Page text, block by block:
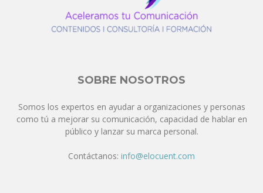
SOBRE NOSOTROS
Somos los expertos en ayudar a organizaciones y personas
como tú a mejorar su comunicación, capacidad de hablar en
público y lanzar su marca personal.
Contáctanos: info@elocuent.com